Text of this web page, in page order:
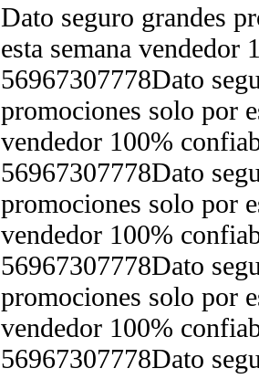
Dato seguro grandes
esta semana vendedor
56967307778Dato
promociones solo por
vendedor 100%
56967307778Dato
promociones solo por
vendedor 100%
56967307778Dato
promociones solo por
vendedor 100%
56967307778Dato